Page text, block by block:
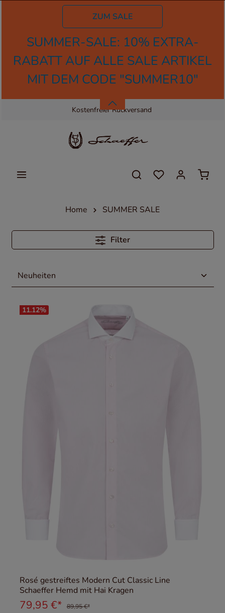
ZUM SALE
SUMMER-SALE: 10% EXTRA-
RABATT AUF ALLE SALE ARTIKEL
MIT DEM CODE "SUMMER10"
Kostenloser Versand
Home SUMMER SALE
Filter
11.12%
Rosé gestreiftes Modern Cut Classic Line
Schaeffer Hemd mit Hai Kragen
79,95 €* 89,95 €*